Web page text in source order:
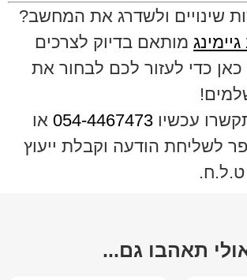
שינויים ולשדרג את המחשב?
מותאם בדיוק לצרכים
כדי לעזור לכם לבחור את
עכשיו 054-4467473 או
לשליחת הודעה וקבלת ייעוץ
ט.ל.ח.
תאהבו גם...